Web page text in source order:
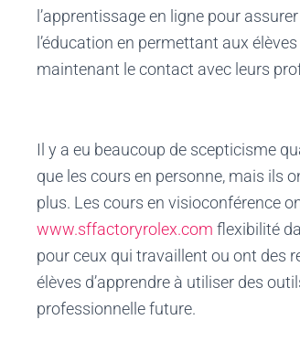
l’apprentissage en ligne pour
l’éducation en permettant aux
maintenant le contact avec leurs
Il y a eu beaucoup de scepticisme
que les cours en personne, mais ils
plus. Les cours en visioconférence
www.sffactoryrolex.com flexibilité
pour ceux qui travaillent ou ont des
élèves d’apprendre à utiliser des
professionnelle future.